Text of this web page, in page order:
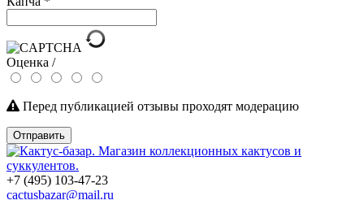
Оценка /
Перед публикацией отзывы проходят модерацию
Отправить
+7 (495) 103-47-23
cactusbazar@mail.ru